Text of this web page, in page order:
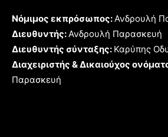
Νόμιμος εκπρόσωπος: Ανδρουλή
Διευθυντής: Ανδρουλή Παρασκευή
Διευθυντής σύνταξης: Καρύπης
Διαχειριστής & Δικαιούχος
Παρασκευή